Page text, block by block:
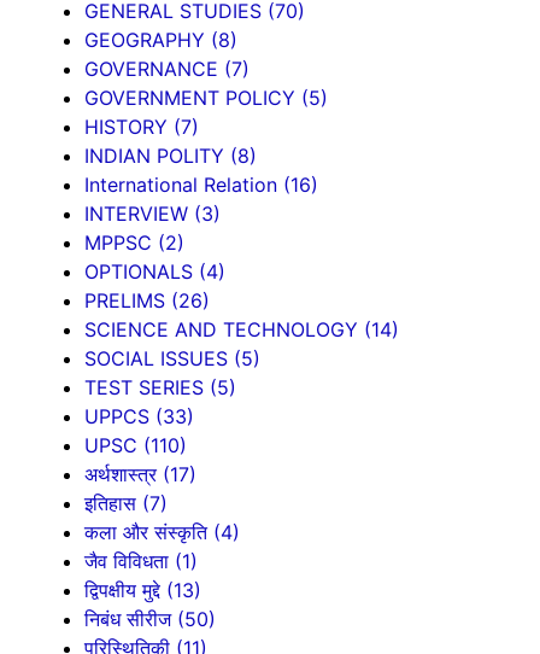
GENERAL STUDIES (70)
GEOGRAPHY (8)
GOVERNANCE (7)
GOVERNMENT POLICY (5)
HISTORY (7)
INDIAN POLITY (8)
International Relation (16)
INTERVIEW (3)
MPPSC (2)
OPTIONALS (4)
PRELIMS (26)
SCIENCE AND TECHNOLOGY (14)
SOCIAL ISSUES (5)
TEST SERIES (5)
UPPCS (33)
UPSC (110)
अर्थशास्त्र(17)
इतिहास (7)
कला और संस्कृति(4)
जैव विविधता (1)
द्विपक्षीय मुद्दे (13)
निबंध सीरीज(50)
परिस्थितिकी (11)